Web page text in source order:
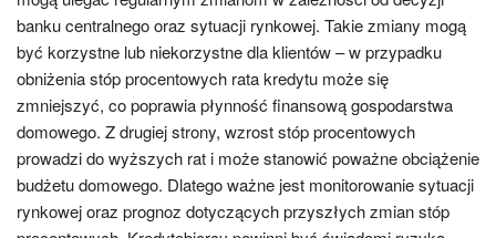
banku centralnego oraz sytuacji rynkowej. Takie zmiany mogą
być korzystne lub niekorzystne dla klientów – w przypadku
obniżenia stóp procentowych rata kredytu może się
zmniejszyć, co poprawia płynność finansową gospodarstwa
domowego. Z drugiej strony, wzrost stóp procentowych
prowadzi do wyższych rat i może stanowić poważne obciążenie
budżetu domowego. Dlatego ważne jest monitorowanie sytuacji
rynkowej oraz prognoz dotyczących przyszłych zmian stóp